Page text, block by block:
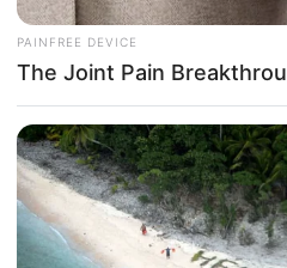
Feste
Benachbarte
Kreis
PAINFREE DEVICE
The Joint Pain